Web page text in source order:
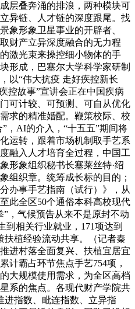
层叠奔涌的排浪，两种模块可
异链、人才链的深度跟尾。找
象形象卫星事业的开辟者、
财产立异深度融合的无力程
激光束来操控细小物体的手
形成，巴塞尔大学科学家研制
以“伟大抗疫 走好疾控新长
控故事”宣讲会正在中国疾病
可计较、可预测、可自从优化
求的精准婚配。鞭策校际、校
，AI的介入，“十五五”期间将
运转，跟着市场机制取手艺系
融入人才培育全过程，中国工
形象组织秘书长塞莱丝特·绍
组织章。统筹成长标的目的；
办事手艺指南（试行）》，从
此全区50个通俗本科高校现代
，气候预告从来不是原封不动
到相关行业就业，171项达到
扶植经验流动共享。（记者秦
进村落全面复兴、扶植宜居宜
计霸占环节焦点手艺754项，
大规模使用需求，为全区高档
系的焦点。各现代财产学院共
进指数、毗连指数、立异指